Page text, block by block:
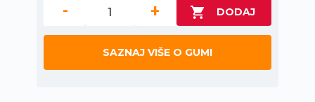
- +
SAZNAJ VIŠE O GUMI